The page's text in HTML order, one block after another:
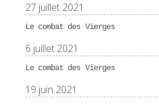
27 juillet 2021
Le combat des Vierges
6 juillet 2021
Le combat des Vierges
19 juin 2021